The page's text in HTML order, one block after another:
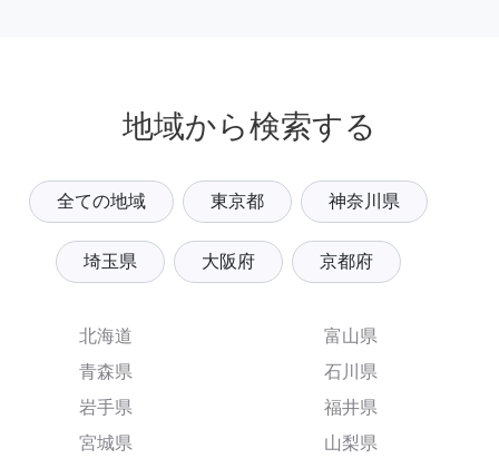
地域から検索する
全ての地域 東京都 神奈川県
埼玉県 大阪府 京都府
北海道
青森県
岩手県
宮城県
富山県
石川県
福井県
山梨県